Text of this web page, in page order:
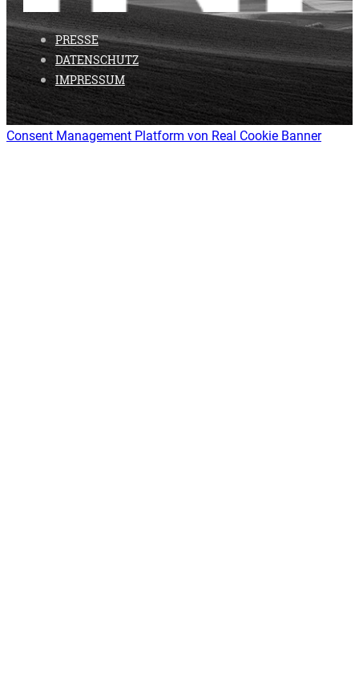
PRESSE
DATENSCHUTZ
IMPRESSUM
Consent Management Platform von Real Cookie Banner